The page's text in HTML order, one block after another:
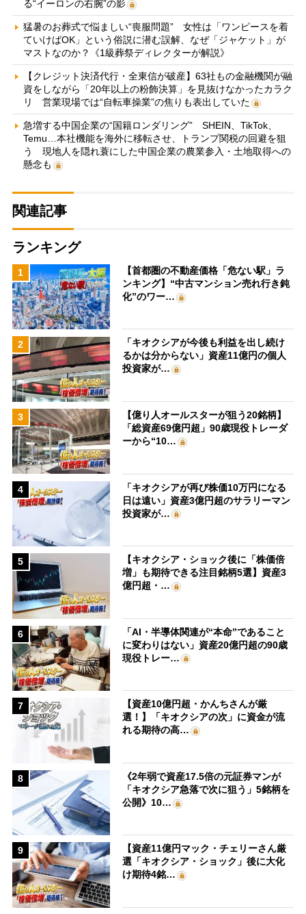
る“イーロンの右腕”の影
猛暑のお葬式で悩ましい“喪服問題” 女性は「ワンピースを着
ていけばOK」という俗説に潜む誤解、なぜ「ジャケット」が
マストなのか？《1級葬祭ディレクターが解説》
【クレジット決済代行・全東信が破産】63社もの金融機関が融
資をしながら「20年以上の粉飾決算」を見抜けなかったカラク
リ 営業現場では“自転車操業”の焦りも表出していた
急増する中国企業の“国籍ロンダリング” SHEIN、TikTok、
Temu…本社機能を海外に移転させ、トランプ関税の回避を狙
う 現地人を隠れ蓑にした中国企業の農業参入・土地取得への
懸念も
関連記事
ランキング
1
【首都圏の不動産価格「危ない駅」ラ
ンキング】“中古マンション売れ行き鈍
化”のワー…
2
「キオクシアが今後も利益を出し続け
るかは分からない」資産11億円の個人
投資家が…
3
【億り人オールスターが狙う20銘柄】
「総資産69億円超」90歳現役トレーダ
ーから“10…
4
「キオクシアが再び株価10万円になる
日は遠い」資産3億円超のサラリーマン
投資家が…
5
【キオクシア・ショック後に「株価倍
増」も期待できる注目銘柄5選】資産3
億円超・…
6
「AI・半導体関連が“本命”であること
に変わりはない」資産20億円超の90歳
現役トレー…
7
【資産10億円超・かんちさんが厳
選！】「キオクシアの次」に資金が流
れる期待の高…
8
《2年弱で資産17.5倍の元証券マンが
「キオクシア急落で次に狙う」5銘柄を
公開》10…
9
【資産11億円マック・チェリーさん厳
選「キオクシア・ショック」後に大化
け期待4銘…